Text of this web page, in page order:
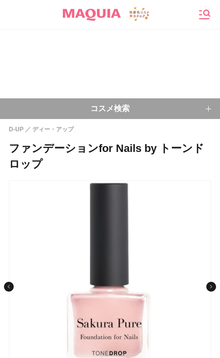
コスメ検索
D-UP ディー・アップ
ファンデーションfor Nails by トーンド
ロップ